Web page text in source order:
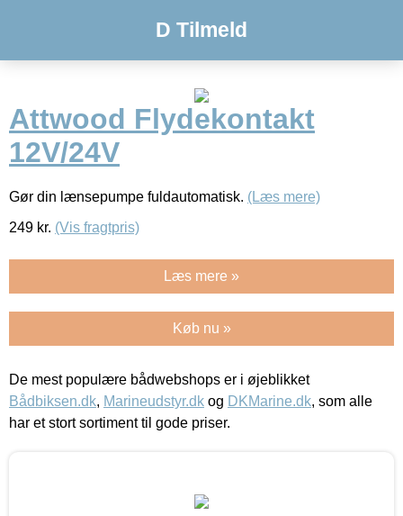
D Tilmeld
Attwood Flydekontakt
12V/24V
Gør din lænsepumpe fuldautomatisk. (Læs mere)
249 kr. (Vis fragtpris)
Læs mere »
Køb nu »
De mest populære bådwebshops er i øjeblikket
Bådbiksen.dk, Marineudstyr.dk og DKMarine.dk, som alle
har et stort sortiment til gode priser.